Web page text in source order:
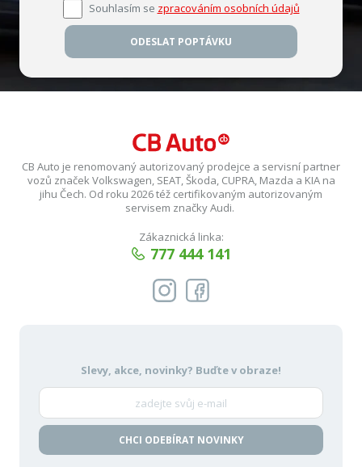
Souhlasím se zpracováním osobních údajů
ODESLAT POPTÁVKU
CB Auto je renomovaný autorizovaný prodejce a servisní partner
vozů značek Volkswagen, SEAT, Škoda, CUPRA, Mazda a KIA na
jihu Čech. Od roku 2026 též certifikovaným autorizovaným
servisem značky Audi.
Zákaznická linka:
777 444 141
Slevy, akce, novinky? Buďte v obraze!
CHCI ODEBÍRAT NOVINKY